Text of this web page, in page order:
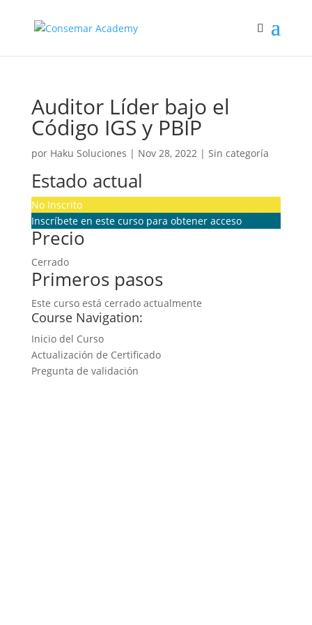
Auditor Líder bajo el
Código IGS y PBIP
por Haku Soluciones | Nov 28, 2022| Sin categoría
Estado actual
No Inscrito
Inscríbete en este curso para obtener acceso
Precio
Cerrado
Primeros pasos
Este curso está cerrado actualmente
Course Navigation:
Inicio del Curso
Actualización de Certificado
Pregunta de validación